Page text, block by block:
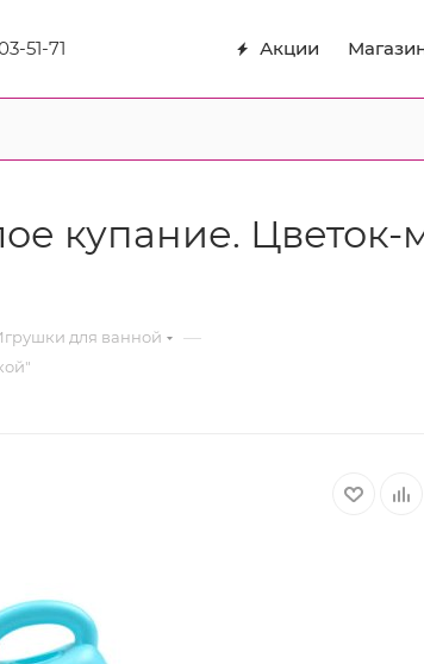
51-71 Акции
купание.
для ванной —